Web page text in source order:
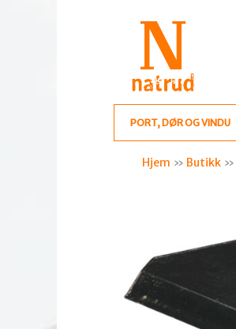
PORT, DØR OG VINDU
Hjem » Butikk »